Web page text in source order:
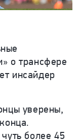
о трансфере
инсайдер
уверены,
более 45